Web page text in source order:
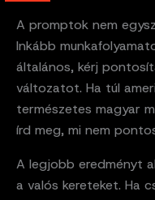
A promptok nem
Inkább
általános, kérj
változatot. Ha túl
természetes magyar
írd meg, mi nem
A legjobb eredményt
a valós kereteket. Ha